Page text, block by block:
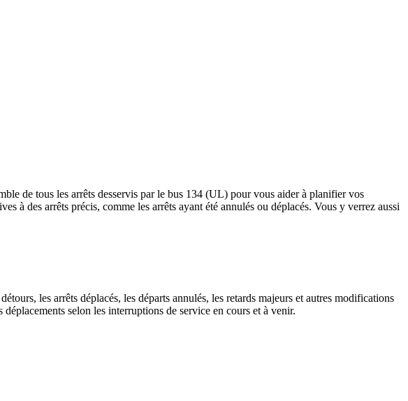
de tous les arrêts desservis par le bus 134 (UL) pour vous aider à planifier vos
à des arrêts précis, comme les arrêts ayant été annulés ou déplacés. Vous y verrez aussi
les arrêts déplacés, les départs annulés, les retards majeurs et autres modifications
selon les interruptions de service en cours et à venir.